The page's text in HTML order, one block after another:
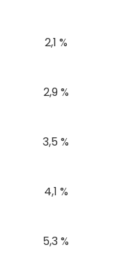
2,1 %
2,9 %
3,5 %
4,1 %
5,3 %